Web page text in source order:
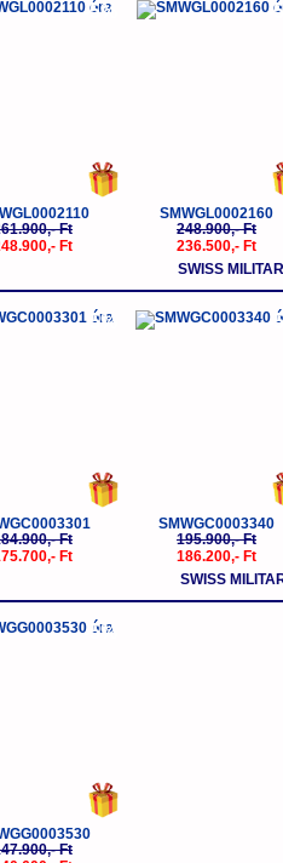
-5%
Ft
Ft
-
SMWGL0002160
248.900,- Ft
236.500,- Ft
SWISS
-5%
Ft
Ft
-
SMWGC0003340
195.900,- Ft
186.200,- Ft
SWISS
-5%
Ft